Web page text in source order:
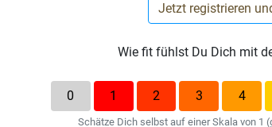
Jetzt registrieren
Wie fit fühlst Du Dich mit
0 1 2 3 4
Schätze Dich selbst auf einer Skala von 1